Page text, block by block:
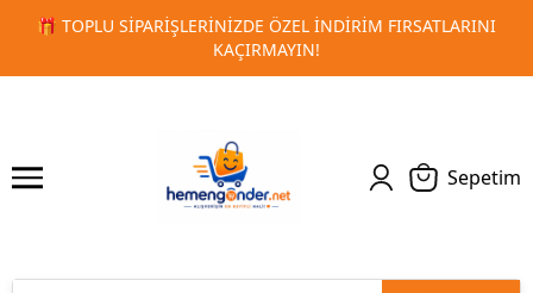
🚀 KURUMSAL PROMOSYON VE MATBAA
TESLIMAT!
1 2
Sepetim